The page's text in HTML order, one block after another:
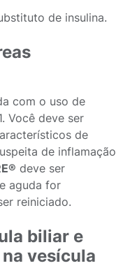
de insulina.
com o uso de
Você deve ser
de
de inflamação
deve ser
aguda for
reiniciado.
biliar e
vesícula